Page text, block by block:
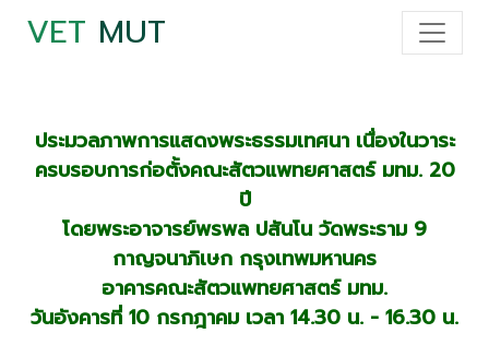
VET MUT
ประมวลภาพการแสดงพระธรรมเทศนา เนื่องในวาระ
ครบรอบการก่อตั้งคณะสัตวแพทยศาสตร์ มทม. 20
ปี
โดยพระอาจารย์พรพล ปสันโน วัดพระราม 9
กาญจนาภิเษก กรุงเทพมหานคร
อาคารคณะสัตวแพทยศาสตร์ มทม.
วันอังคารที่ 10 กรกฎาคม เวลา 14.30 น. - 16.30 น.